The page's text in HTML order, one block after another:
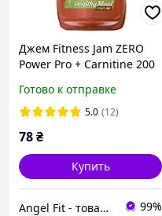
Джем Fitness Jam ZERO
Power Pro + Carnitine 200
Готово к отправке
5.0 (12)
78₴
Купить
Angel Fit - товари для здоров'я, спорту та активного життя 99%